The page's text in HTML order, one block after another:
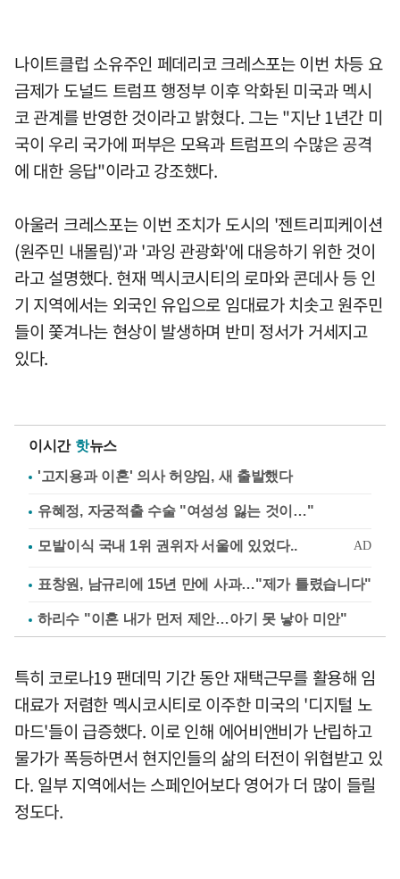
나이트클럽 소유주인 페데리코 크레스포는 이번 차등 요
금제가 도널드 트럼프 행정부 이후 악화된 미국과 멕시
코 관계를 반영한 것이라고 밝혔다. 그는 "지난 1년간 미
국이 우리 국가에 퍼부은 모욕과 트럼프의 수많은 공격
에 대한 응답"이라고 강조했다.
아울러 크레스포는 이번 조치가 도시의 '젠트리피케이션
(원주민 내몰림)'과 '과잉 관광화'에 대응하기 위한 것이
라고 설명했다. 현재 멕시코시티의 로마와 콘데사 등 인
기 지역에서는 외국인 유입으로 임대료가 치솟고 원주민
들이 쫓겨나는 현상이 발생하며 반미 정서가 거세지고
있다.
이시간 핫뉴스
'고지용과 이혼' 의사 허양임, 새 출발했다
유혜정, 자궁적출 수술 "여성성 잃는 것이…"
표창원, 남규리에 15년 만에 사과…"제가 틀렸습니다"
하리수 "이혼 내가 먼저 제안…아기 못 낳아 미안"
특히 코로나19 팬데믹 기간 동안 재택근무를 활용해 임
대료가 저렴한 멕시코시티로 이주한 미국의 '디지털 노
마드'들이 급증했다. 이로 인해 에어비앤비가 난립하고
물가가 폭등하면서 현지인들의 삶의 터전이 위협받고 있
다. 일부 지역에서는 스페인어보다 영어가 더 많이 들릴
정도다.